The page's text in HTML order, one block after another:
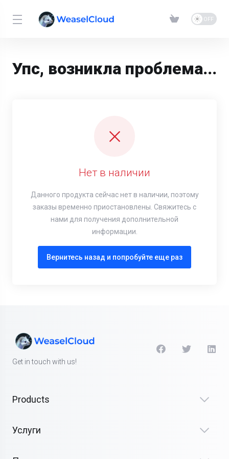
Упс, возникла проблема...
Нет в наличии
Данного продукта сейчас нет в наличии, поэтому
заказы временно приостановлены. Свяжитесь с
нами для получения дополнительной
информации.
Вернитесь назад и попробуйте еще раз
Get in touch with us!
Products
Услуги